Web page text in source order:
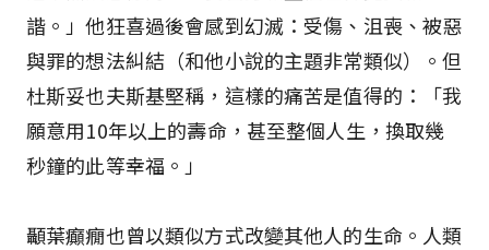
諧。」他狂喜過後會感到幻滅：受傷、沮喪、被惡
與罪的想法糾結（和他小說的主題非常類似）。但
杜斯妥也夫斯基堅稱，這樣的痛苦是值得的：「我
願意用10年以上的壽命，甚至整個人生，換取幾
秒鐘的此等幸福。」
顳葉癲癇也曾以類似方式改變其他人的生命。人類